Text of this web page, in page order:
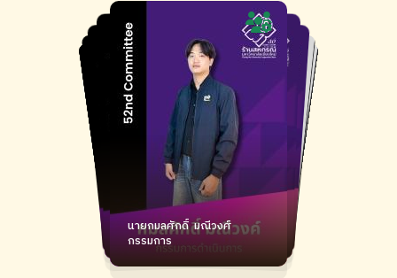
นายวีระยุทธ กลัดแป้น
เจ้าหน้าที่ขนส่งสินค้า
นายสุทธิศักด์ิ สุขัมศรี
ประธานกรรมการ
นายไชยวัฒน์ บัวชจร
รองประธานกรรมการ
นายสมชาย ยงศ์คำ
รองประธานกรรมการ
นายสุทธิราช วงษ์เวียงจันทร์
เลขานุการ
นางจิรพรรณ คำหมื่นกุล
เหรัญญิก
นายธีรภัทธ พงศ์พชร
กรรมการ
นายอติกานต์ ฟูมบุญ
กรรมการ
นางสาวนาตาชา พนมธิติกุล
กรรมการ
นายกมลศักดิ์ มณีวงศ์
กรรมการ
นายประสงค์ เรือนคำ
กรรมการ
นางสาวพัณณิตา องอาจทวีชัย
กรรมการ
นายชนัฐ เกิดประดับ
ผู้จัดการ
นางสาวปวีณ์ทิพย์ แก้วคุณ
หัวหน้าแผนกโอกาสทางธุรกิจและการค้าระหว่างองค์กร
นางสาวณภาภัช ไชยศักดิ์
หัวหน้าแผนกเครื่องเขียน
นางสาวนวภัสร์ มุงคอน
หัวหน้าแผนกจัดซื้อ
นางสาวจิราภรณ์ ยาระปา
หัวหน้าแผนกบัญชี
นายสมทอง หล้าผั้น
หัวหน้าแผนก Super & Delivery
นางสาวอังคณา กองทุม
หัวหน้าแผนกคอสเมติคส์
นางสาวเบญจวรรณ ทาใจ
หัวหน้าแผนกขาย
นางสาวปณิชา โชคมีสวัสดิ์
เจ้าหน้าที่ทรัพยากรบุคคล
นางสาวปิยาภรณ์ มโนใจ
เจ้าหน้าที่การเงิน
นางสาวสุภัจฉรี จันทร์ปิยรัตน์
เจ้าหน้าที่การเงิน
นางสาวณปภัค ณ เชียงใหม่
เจ้าหน้าที่บัญชี
นางสาวอารยา สุวันดี
เจ้าหน้าที่ธุรการ
นายชินนาอาชว์ ปุ๊ดปุก
เจ้าหน้าที่ธุรการ
นางสาวสุภาพร ก้อนแก้ว
เจ้าหน้าที่เก็บเงิน
นางสาวศิริพร เขตบูรณ์
เจ้าหน้าที่เก็บเงิน
นางสาวสุมิตรา พันธุศาสตร์
เจ้าหน้าที่เก็บเงิน
นางสาวศุภรัตน์ พิทักษ์ราษฎร์
เจ้าหน้าที่เก็บเงิน
นางสาวฉวีวรรณ เพ็ชรสุก
เจ้าหน้าที่เก็บเงิน
นางสาวอริศรา สุทธาชัย
เจ้าหน้าที่เก็บเงิน
นางสาวตะวัน ทำสวน
เจ้าหน้าที่เก็บเงิน
นางสาวโชติกา กันทะวงค์
เจ้าหน้าที่คลังสินค้า
นายชาตรี อึ้งสมบัติดี
เจ้าหน้าที่คลังสินค้า
นางสาวกชกานต์ วางหลัก
เจ้าหน้าที่คลังสินค้า
นายธารนรินทร์ สุรสิงหวงศ์
เจ้าหน้าที่สมาชิกสัมพันธ์ และร้าน
ค้าออนไลน์
นางสาวฐิติรัตน์ เขื่อนมอญ
เจ้าหน้าที่สมาชิกสัมพันธ์ และร้าน
ค้าออนไลน์
นางสาวพัชรี ปัญญาวงศ์
เจ้าหน้าที่จัดเรียง
นายปฏิวัติ สุวรรณชัย
เจ้าหน้าที่ขนส่งสินค้า
นายวีระยุทธ กลัดแป้น
เจ้าหน้าที่ขนส่งสินค้า
นายสุทธิศักด์ิ สุขัมศรี
ประธานกรรมการ